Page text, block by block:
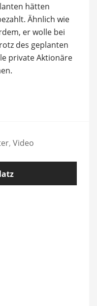
hätten
Ähnlich wie
er wolle bei
des geplanten
private Aktionäre
, Video